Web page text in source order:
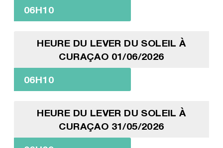
06H10
HEURE DU LEVER DU SOLEIL À
CURAÇAO 01/06/2026
06H10
HEURE DU LEVER DU SOLEIL À
CURAÇAO 31/05/2026